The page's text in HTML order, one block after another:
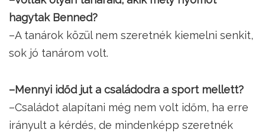
hagytak Benned?
–A tanárok közül nem szeretnék kiemelni senkit,
sok jó tanárom volt.
–Mennyi időd jut a családodra a sport mellett?
–Családot alapítani még nem volt időm, ha erre
irányult a kérdés, de mindenképp szeretnék